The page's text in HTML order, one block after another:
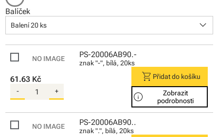
Balíček
Balení 20 ks keyboard_arrow_down
PS-20006AB90.-
znak "-", bílá, 20ks
61.63 Kč
- +
shopping_cart Přidat do košíku
info
Zobrazit
podrobnosti
PS-20006AB90..
znak ".", bílá, 20ks